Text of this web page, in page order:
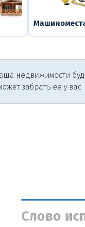
недвижимости
забрать ее у вас
Слово